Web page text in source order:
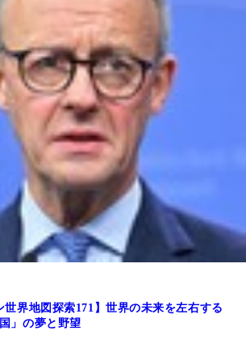
世界地図探索171】世界の未来を左右する
」の夢と野望